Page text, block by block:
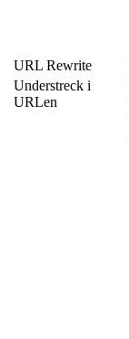
URL Rewrite
Understreck i
URLen